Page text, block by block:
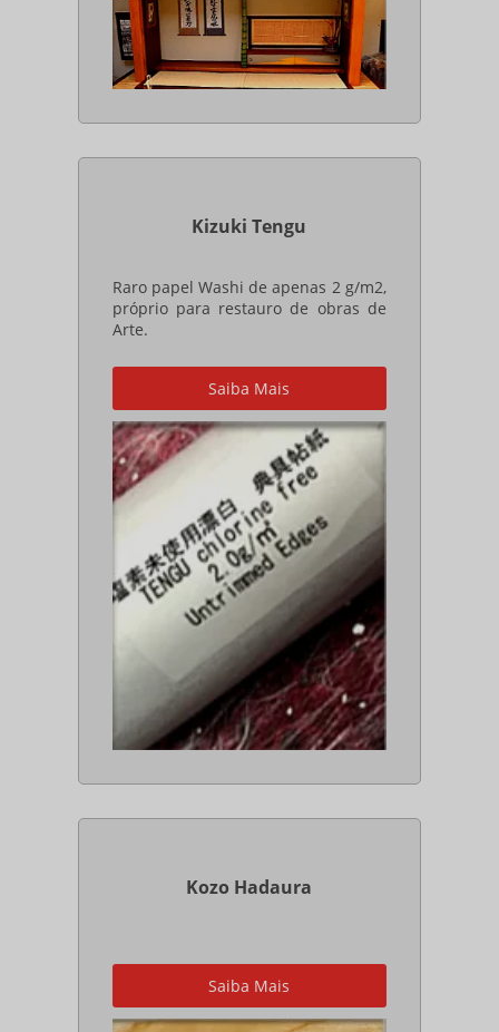
Kizuki Tengu
Raro papel Washi de apenas 2 g/m2,
próprio para restauro de obras de
Arte.
Saiba Mais
Kozo Hadaura
Restauro de Livros, encontrado
somente no Brasil e no Japão!
Saiba Mais